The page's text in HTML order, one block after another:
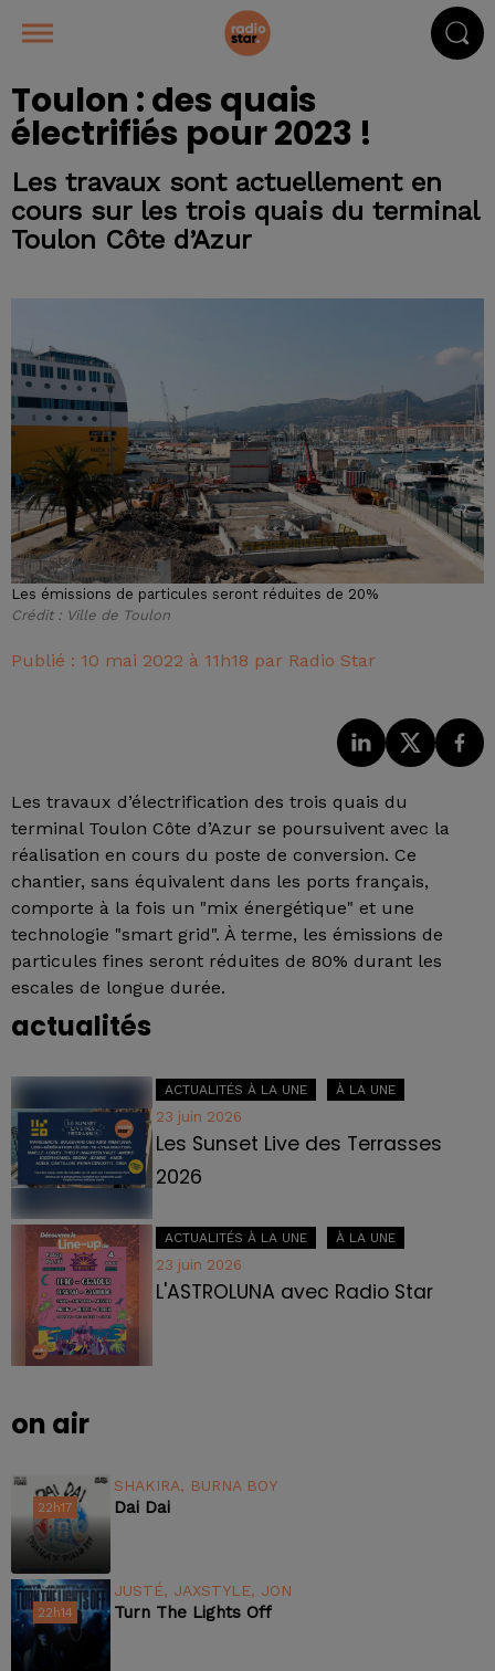
Toulon : des quais
électrifiés pour 2023 !
Les travaux sont actuellement en
cours sur les trois quais du terminal
Toulon Côte d’Azur
Les émissions de particules seront réduites de 20%
Crédit : Ville de Toulon
Publié : 10 mai 2022 à 11h18 par Radio Star
Les travaux d’électrification des trois quais du
terminal Toulon Côte d’Azur se poursuivent avec la
réalisation en cours du poste de conversion. Ce
chantier, sans équivalent dans les ports français,
comporte à la fois un "mix énergétique" et une
technologie "smart grid". À terme, les émissions de
particules fines seront réduites de 80% durant les
escales de longue durée.
actualités
ACTUALITÉS À LA UNE À LA UNE
23 juin 2026
Les Sunset Live des Terrasses
2026
ACTUALITÉS À LA UNE À LA UNE
23 juin 2026
L'ASTROLUNA avec Radio Star
on air
22h17
22h17
SHAKIRA, BURNA BOY
Dai Dai
22h14
22h14
JUSTÉ, JAXSTYLE, JON
Turn The Lights Off